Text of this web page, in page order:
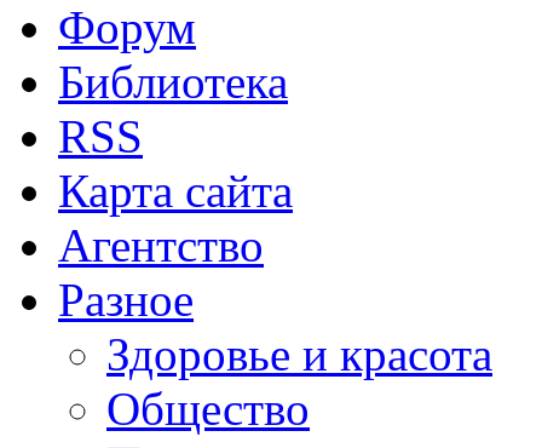
Форум
Библиотека
RSS
Карта сайта
Агентство
Разное
Здоровье и красота
Общество